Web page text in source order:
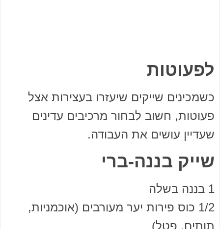
לפעוטות
כשמכינים שייקים שיעזרו בעצירות אצל
פעוטות, חשוב לבחור מרכיבים עדינים
שעדיין עושים את העבודה.
שייק בננה-ברי
1 בננה בשלה
1/2 כוס פירות יער מעורבים (אוכמניות,
תותים, פטל)